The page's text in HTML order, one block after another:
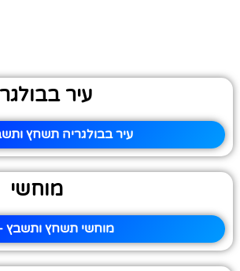
עיר
עיר בבולגריה תשחץ
מוחשי
מוחשי תשחץ ותשבץ